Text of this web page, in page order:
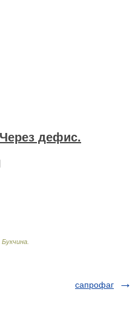
дефис.
сапрофаг